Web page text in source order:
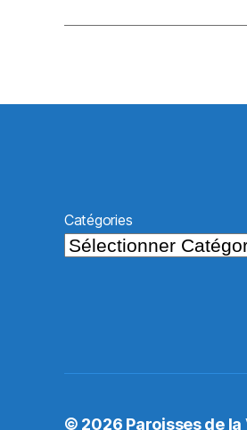
Catégories
© 2026 Paroisses de la